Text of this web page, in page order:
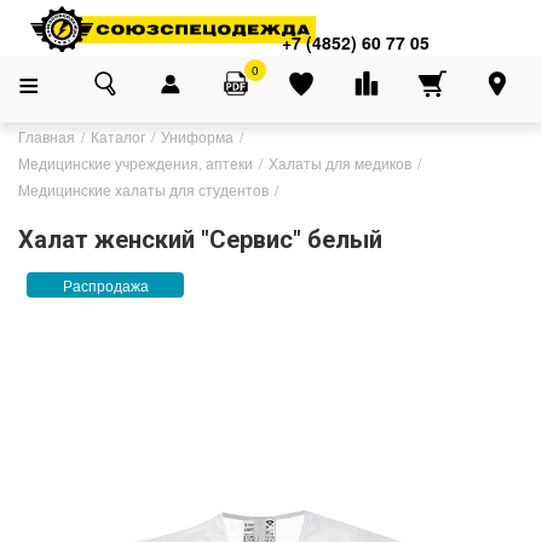
+7 (4852) 60 77 05
0
Главная Каталог
Униформа
Медицинские учреждения, аптеки
Халаты для медиков
Медицинские халаты для студентов
Халат женский "Сервис" белый
Распродажа